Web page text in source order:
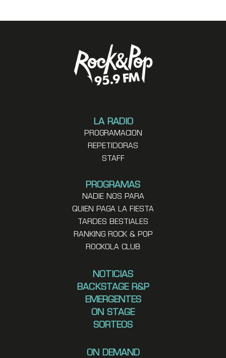
LA RADIO
PROGRAMACION
REPETIDORAS
STAFF
PROGRAMAS
NADIE NOS PARA
QUIEN PAGA LA FIESTA
TARDES BESTIALES
RANKING ROCK & POP
ROCKOLA CLUB
NOTICIAS
BACKSTAGE R&P
EMERGENTES
ON STAGE
SORTEOS
ON DEMAND